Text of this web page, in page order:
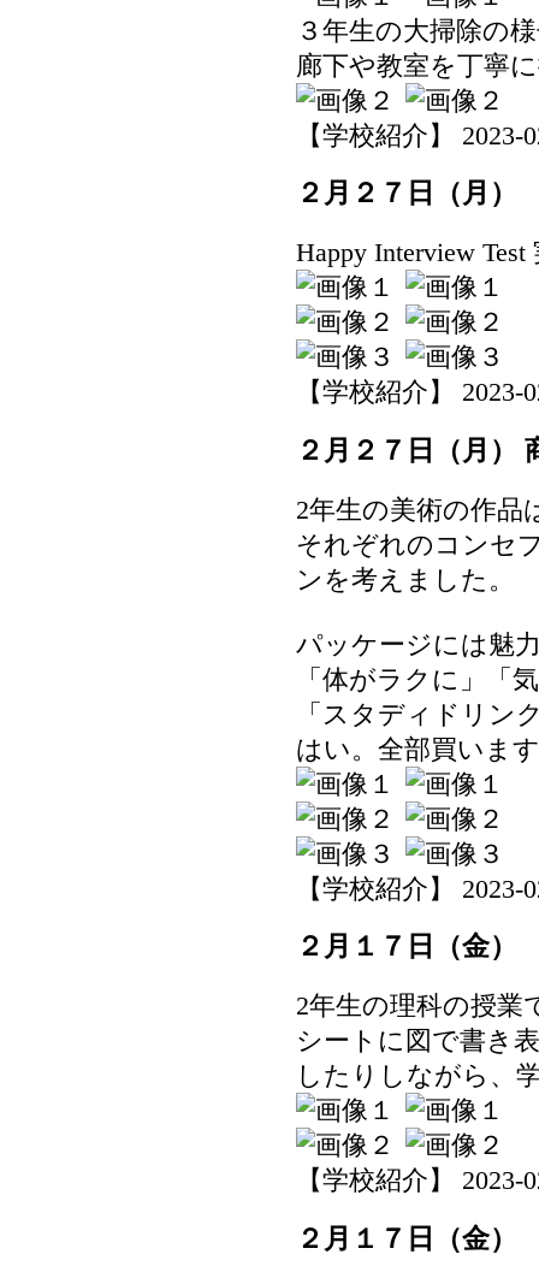
３年生の大掃除の
廊下や教室を丁寧
【学校紹介】 2023-
２月２７日（月
Happy Interview Test
【学校紹介】 2023-
２月２７日（月）
2年生の美術の作品
それぞれのコンセ
ンを考えました。
パッケージには魅
「体がラクに」「
「スタディドリン
はい。全部買いま
【学校紹介】 2023-
２月１７日（金
2年生の理科の授業
シートに図で書き
したりしながら、
【学校紹介】 2023-
２月１７日（金